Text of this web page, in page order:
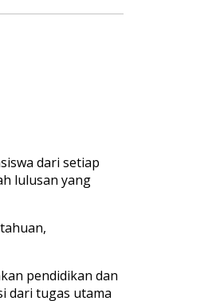
dari setiap
lulusan yang
pendidikan dan
dari tugas utama